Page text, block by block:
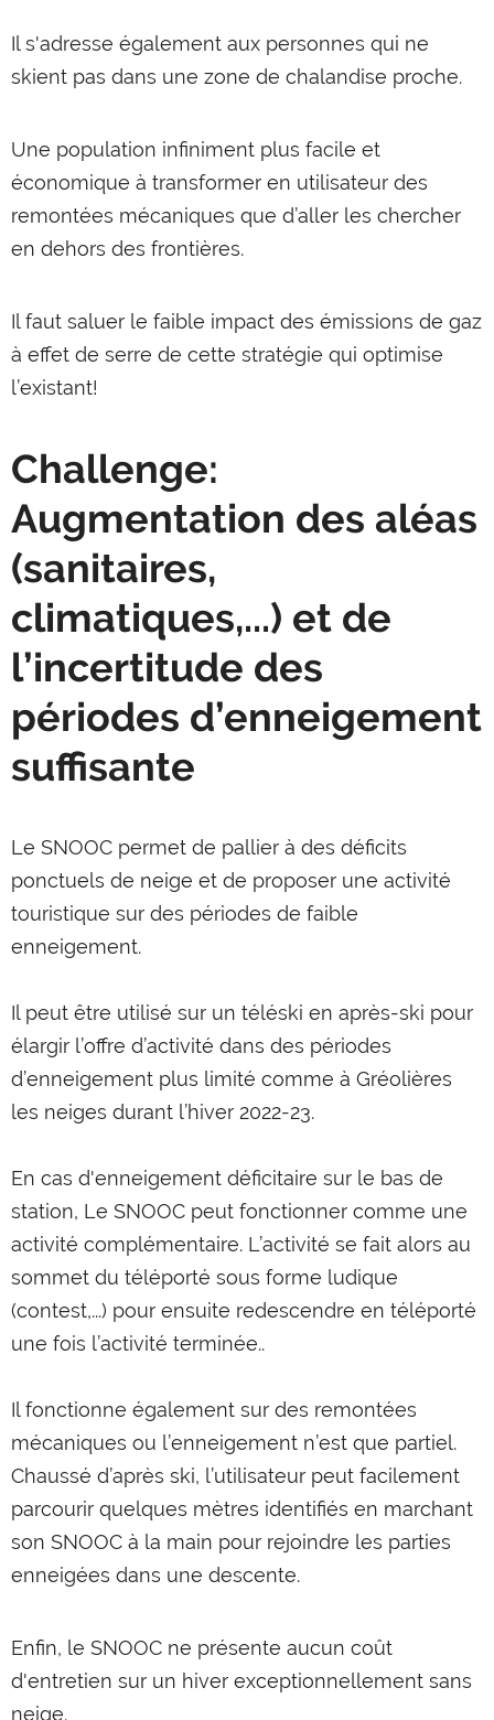
Il s'adresse également aux personnes qui ne
skient pas dans une zone de chalandise proche.
Une population infiniment plus facile et
économique à transformer en utilisateur des
remontées mécaniques que d’aller les chercher
en dehors des frontières.
Il faut saluer le faible impact des émissions de gaz
à effet de serre de cette stratégie qui optimise
l’existant!
Challenge:
Augmentation des aléas
(sanitaires,
climatiques,...) et de
l’incertitude des
périodes d’enneigement
suffisante
Le SNOOC permet de pallier à des déficits
ponctuels de neige et de proposer une activité
touristique sur des périodes de faible
enneigement.
Il peut être utilisé sur un téléski en après-ski pour
élargir l’offre d’activité dans des périodes
d’enneigement plus limité comme à Gréolières
les neiges durant l’hiver 2022-23.
En cas d'enneigement déficitaire sur le bas de
station, Le SNOOC peut fonctionner comme une
activité complémentaire. L’activité se fait alors au
sommet du téléporté sous forme ludique
(contest,...) pour ensuite redescendre en téléporté
une fois l’activité terminée..
Il fonctionne également sur des remontées
mécaniques ou l’enneigement n’est que partiel.
Chaussé d’après ski, l’utilisateur peut facilement
parcourir quelques mètres identifiés en marchant
son SNOOC à la main pour rejoindre les parties
enneigées dans une descente.
Enfin, le SNOOC ne présente aucun coût
d'entretien sur un hiver exceptionnellement sans
neige.